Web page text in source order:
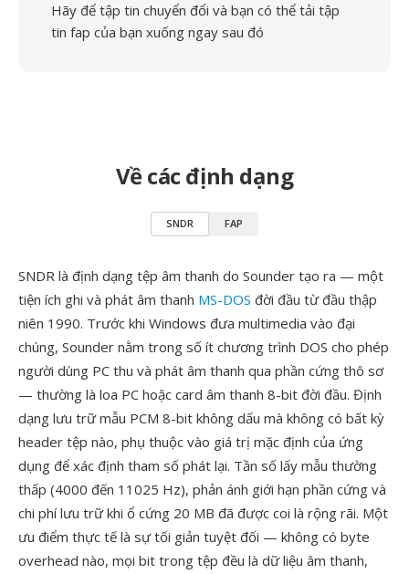
Hãy để tập tin chuyển đổi và bạn có thể tải tập
tin fap của bạn xuống ngay sau đó
Về các định dạng
SNDR FAP
SNDR là định dạng tệp âm thanh do Sounder tạo ra — một
tiện ích ghi và phát âm thanh MS-DOS đời đầu từ đầu thập
niên 1990. Trước khi Windows đưa multimedia vào đại
chúng, Sounder nằm trong số ít chương trình DOS cho phép
người dùng PC thu và phát âm thanh qua phần cứng thô sơ
— thường là loa PC hoặc card âm thanh 8-bit đời đầu. Định
dạng lưu trữ mẫu PCM 8-bit không dấu mà không có bất kỳ
header tệp nào, phụ thuộc vào giá trị mặc định của ứng
dụng để xác định tham số phát lại. Tần số lấy mẫu thường
thấp (4000 đến 11025 Hz), phản ánh giới hạn phần cứng và
chi phí lưu trữ khi ổ cứng 20 MB đã được coi là rộng rãi. Một
ưu điểm thực tế là sự tối giản tuyệt đối — không có byte
overhead nào, mọi bit trong tệp đều là dữ liệu âm thanh,